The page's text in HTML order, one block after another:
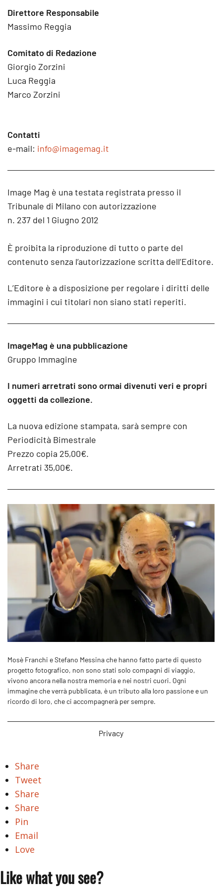
Direttore Responsabile
Massimo Reggia
Comitato di Redazione
Giorgio Zorzini
Luca Reggia
Marco Zorzini
Contatti
e-mail: info@imagemag.it
Image Mag è una testata registrata presso il
Tribunale di Milano con autorizzazione
n. 237 del 1 Giugno 2012
È proibita la riproduzione di tutto o parte del
contenuto senza l’autorizzazione scritta dell’Editore.
L’Editore è a disposizione per regolare i diritti delle
immagini i cui titolari non siano stati reperiti.
ImageMag è una pubblicazione
Gruppo Immagine
I numeri arretrati sono ormai divenuti veri e propri
oggetti da collezione.
La nuova edizione stampata, sarà sempre con
Periodicità Bimestrale
Prezzo copia 25,00€.
Arretrati 35,00€.
Mosè Franchi e Stefano Messina che hanno fatto parte di questo
progetto fotografico, non sono stati solo compagni di viaggio,
vivono ancora nella nostra memoria e nei nostri cuori. Ogni
immagine che verrà pubblicata, è un tributo alla loro passione e un
ricordo di loro, che ci accompagnerà per sempre.
Privacy
Share
Tweet
Share
Share
Pin
Email
Love
Like what you see?